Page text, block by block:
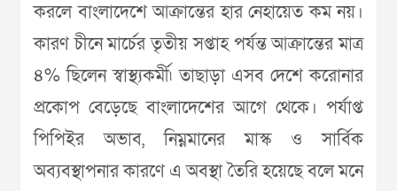
করলে বাংলাদেশে আক্রান্তের হার নেহায়েত কম নয়।
কারণ চীনে মার্চের তৃতীয় সপ্তাহ পর্যন্ত আক্রান্তের মাত্র
৪% ছিলেন স্বাস্থ্যকর্মী৷ তাছাড়া এসব দেশে করোনার
প্রকোপ বেড়েছে বাংলাদেশের আগে থেকে। পর্যাপ্ত
পিপিইর অভাব, নিম্নমানের মাস্ক ও সার্বিক
অব্যবস্থাপনার কারণে এ অবস্থা তৈরি হয়েছে বলে মনে